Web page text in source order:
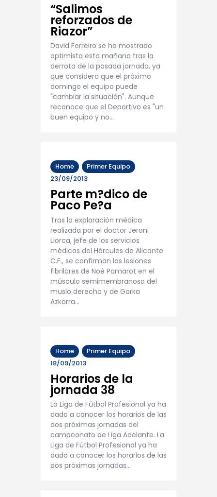
“Salimos
reforzados de
Riazor”
David Ferreiro se ha mostrado
optimista esta mañana tras la
derrota de la pasada jornada, ya
que considera que el próximo
domingo el equipo puede
"cambiar la situación". Aunque
reconoce que el Deportivo es "un
buen equipo y no…
Home
Primer Equipo
23/09/2013
Parte m?dico de
Paco Pe?a
Tras la exploración médica
realizada por el doctor Jeroni
Llorca, jefe de los servicios
médicos del Hércules de Alicante
C.F., se confirman las lesiones
fibrilares de Noé Pamarot en el
músculo semimembranoso del
muslo derecho y de Gorka
Azkorra…
Home
Primer Equipo
18/09/2013
Horarios de la
jornada 38
La Liga de Fútbol Profesional ya ha
dado a conocer los horarios de las
dos próximas jornadas del
campeonato de Liga Adelante. La
Liga de Fútbol Profesional ya ha
dado a conocer los horarios de las
dos próximas jornadas…